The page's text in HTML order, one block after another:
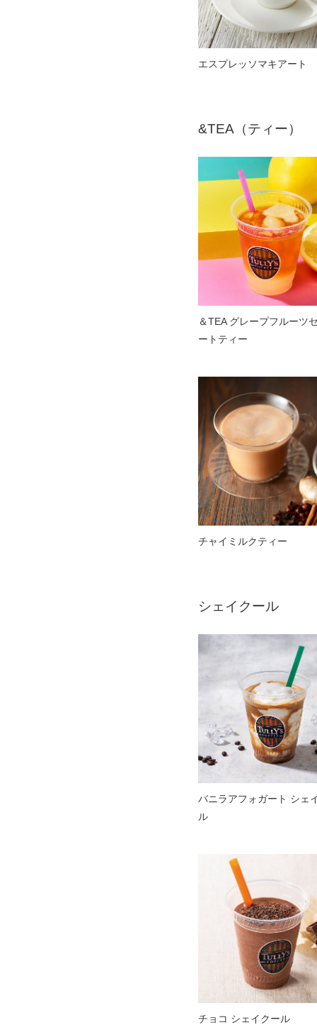
エスプレッソマキアート
&TEA（ティー）
＆TEA グレープフルーツ
ートティー
チャイミルクティー
シェイクール
バニラアフォガート シェ
ル
チョコ シェイクール